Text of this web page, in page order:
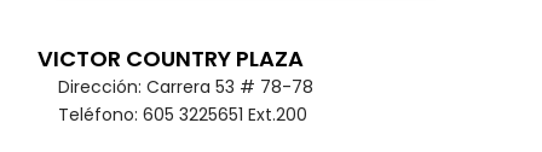
VICTOR COUNTRY PLAZA
Dirección: Carrera 53 # 78-78
Teléfono: 605 3225651 Ext.200